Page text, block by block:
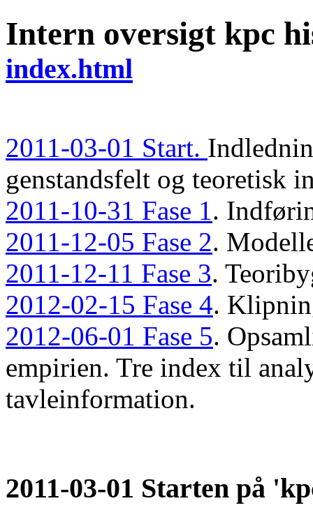
Intern oversigt kpc
index.html
2011-03-01 Start.
genstandsfelt og teoretisk
2011-10-31 Fase 1.
2011-12-05 Fase 2.
2011-12-11 Fase 3.
2012-02-15 Fase 4.
2012-06-01 Fase 5.
empirien. Tre index til
tavleinformation.
2011-03-01 Starten på